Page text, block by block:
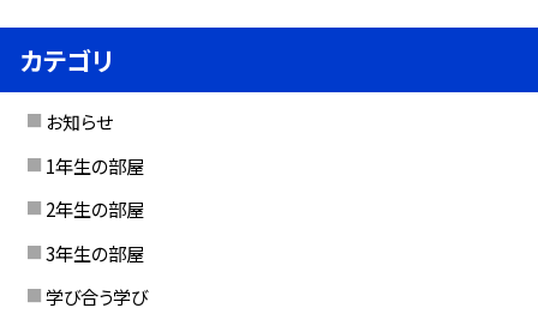
カテゴリ
お知らせ
1年生の部屋
2年生の部屋
3年生の部屋
学び合う学び